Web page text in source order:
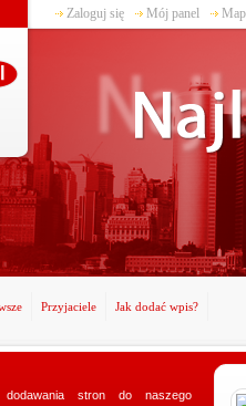
Zaloguj się Mój panel
Przyjaciele Jak dodać wpis?
stron do naszego